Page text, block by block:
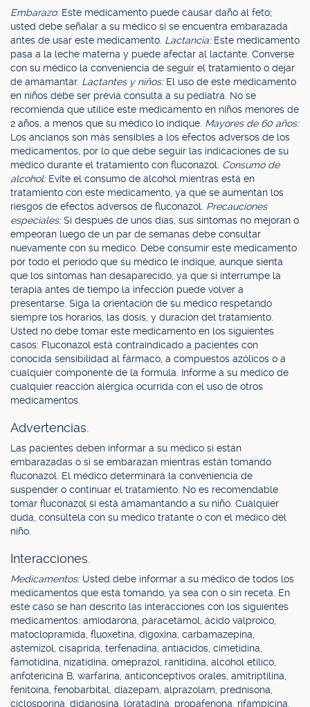
Embarazo: Este medicamento puede causar daño al feto;
usted debe señalar a su médico si se encuentra embarazada
antes de usar este medicamento. Lactancia: Este medicamento
pasa a la leche materna y puede afectar al lactante. Converse
con su médico la conveniencia de seguir el tratamiento o dejar
de amamantar. Lactantes y niños: El uso de este medicamento
en niños debe ser previa consulta a su pediatra. No se
recomienda que utilice este medicamento en niños menores de
2 años, a menos que su médico lo indique. Mayores de 60 años:
Los ancianos son más sensibles a los efectos adversos de los
medicamentos, por lo que debe seguir las indicaciones de su
médico durante el tratamiento con fluconazol. Consumo de
alcohol: Evite el consumo de alcohol mientras está en
tratamiento con este medicamento, ya que se aumentan los
riesgos de efectos adversos de fluconazol. Precauciones
especiales:Si después de unos días, sus síntomas no mejoran o
empeoran luego de un par de semanas debe consultar
nuevamente con su médico. Debe consumir este medicamento
por todo el período que su médico le indique, aunque sienta
que los síntomas han desaparecido, ya que si interrumpe la
terapia antes de tiempo la infección puede volver a
presentarse. Siga la orientación de su médico respetando
siempre los horarios, las dosis, y duración del tratamiento.
Usted no debe tomar este medicamento en los siguientes
casos: Fluconazol está contraindicado a pacientes con
conocida sensibilidad al fármaco, a compuestos azólicos o a
cualquier componente de la formula. Informe a su médico de
cualquier reacción alérgica ocurrida con el uso de otros
medicamentos.
Advertencias.
Las pacientes deben informar a su médico si están
embarazadas o si se embarazan mientras están tomando
fluconazol. El médico determinará la conveniencia de
suspender o continuar el tratamiento. No es recomendable
tomar fluconazol si está amamantando a su niño. Cualquier
duda, consúltela con su médico tratante o con el médico del
niño.
Interacciones.
Medicamentos: Usted debe informar a su médico de todos los
medicamentos que está tomando, ya sea con o sin receta. En
este caso se han descrito las interacciones con los siguientes
medicamentos: amiodarona, paracetamol, ácido valproico,
matoclopramida, fluoxetina, digoxina, carbamazepina,
astemizol, cisaprida, terfenadina, antiácidos, cimetidina,
famotidina, nizatidina, omeprazol, ranitidina, alcohol etílico,
anfotericina B, warfarina, anticonceptivos orales, amitriptilina,
fenitoína, fenobarbital, diazepam, alprazolam, prednisona,
ciclosporina, didanosina, loratadina, propafenona, rifampicina,